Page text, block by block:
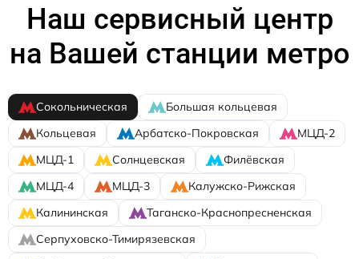
Наш сервисный центр
на Вашей станции метро
Сокольническая
Большая кольцевая
Кольцевая
Арбатско-Покровская
МЦД-2
МЦД-1
Солнцевская
Филёвская
МЦД-4
МЦД-3
Калужско-Рижская
Калининская
Таганско-Краснопресненская
Серпуховско-Тимирязевская